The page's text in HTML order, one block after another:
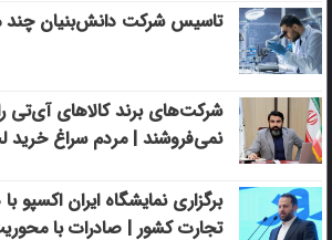
تاسیس شرکت دانش‌بنیان چند
شرکت‌های برند کالاهای آی‌تی را
نمی‌فروشند | مردم سراغ خرید
برگزاری نمایشگاه ایران اکسپو
تجارت کشور | صادرات با